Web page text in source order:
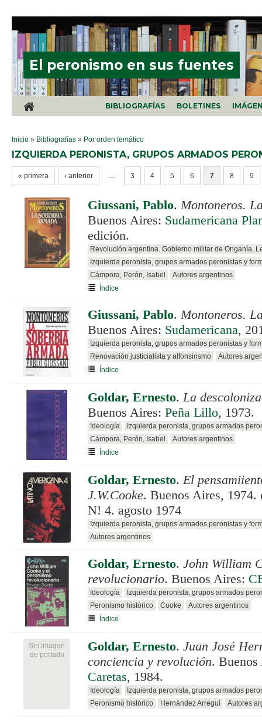
El peronismo en sus fuentes
BIBLIOGRAFÍAS BOLETINES
SE ENCUENTRA USTED AQUÍ
Inicio » Bibliografías » Por orden temático
IZQUIERDA PERONISTA, GRUPOS ARMADOS
PÁGINAS
« primera ‹ anterior … 3 4 5 6 7 8 9
Giussani, Pablo. Montoneros.
Buenos Aires: Sudamericana
edición.
Revolución argentina. Gobierno militar de Onganía,
Izquierda peronista, grupos armados peronistas y
Cámpora, Perón, Isabel
Autores argentinos
Índice
Giussani, Pablo. Montoneros.
Buenos Aires: Sudamericana,
Izquierda peronista, grupos armados peronistas y
Renovación justicialista y alfonsinsmo
Autores
Índice
Goldar, Ernesto. La
Buenos Aires: Peña Lillo, 1973.
Ideología
Izquierda peronista, grupos armados
Cámpora, Perón, Isabel
Autores argentinos
Índice
Goldar, Ernesto. El
J.W.Cooke. Buenos Aires, 1974.
N! 4. agosto 1974
Izquierda peronista, grupos armados peronistas y
Autores argentinos
Goldar, Ernesto. John William
revolucionario. Buenos Aires:
Ideología
Izquierda peronista, grupos armados
Peronismo histórico
Cooke
Autores argentinos
Índice
Sin imagen
de portada
Goldar, Ernesto. Juan José
conciencia y revolución.
Caretas, 1984.
Ideología
Izquierda peronista, grupos armados
Peronismo histórico
Hernández Arregui Autores